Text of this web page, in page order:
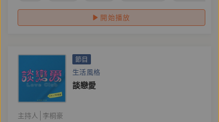
開始播放
節目
生活風格
談戀愛
主持人
李桐豪